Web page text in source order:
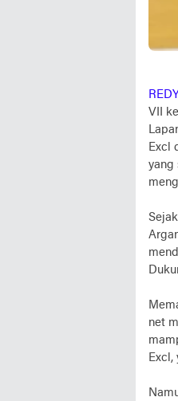
VII
Excl
yang
net